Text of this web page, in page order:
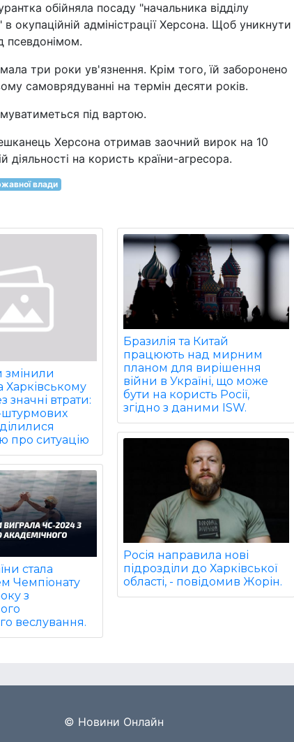
обійняла посаду "начальника відділу
окупаційній адміністрації Херсона. Щоб уникнути
псевдонімом.
три роки ув'язнення. Крім того, їй заборонено
самоврядуванні на термін десяти років.
під вартою.
Херсона отримав заочний вирок на 10
діяльності на користь країни-агресора.
влади
змінили
Харківському
значні втрати:
про ситуацію
стала
Чемпіонату
з
веслування.
Бразилія та Китай
працюють над мирним
планом для вирішення
війни в Україні, що може
бути на користь Росії,
згідно з даними ISW.
Росія направила нові
підрозділи до Харківської
області, - повідомив Жорін.
© Новини Онлайн